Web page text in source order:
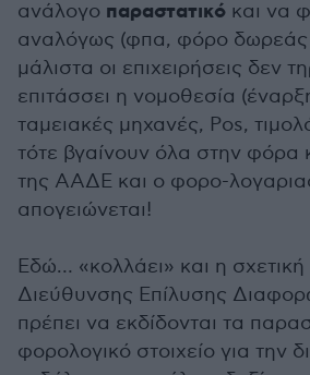
ανάλογο παραστατικό και να
αναλόγως (φπα, φόρο δωρεάς
μάλιστα οι επιχειρήσεις δεν
επιτάσσει η νομοθεσία
ταμειακές μηχανές, Pos,
τότε βγαίνουν όλα στην φόρα
της ΑΑΔΕ και ο φορο-
απογειώνεται!
Εδώ… «κολλάει» και η
Διεύθυνσης Επίλυσης
πρέπει να εκδίδονται τα
φορολογικό στοιχείο για την